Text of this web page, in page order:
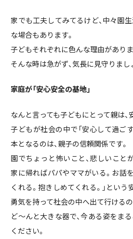
家でも工夫してみてるけど、中々園
な場合もあります。
子どもそれぞれに色んな理由がありま
そんな時は急がず、気長に見守りまし
家庭が「安心安全の基地」
なんと言っても子どもにとって親は、
子どもが社会の中で「安心して過ご
本となるのは、親子の信頼関係です。
園でちょっと怖いこと、悲しいことが
家に帰ればパパやママがいる。お話
くれる。抱きしめてくれる。」という
勇気を持って社会の中へ出て行けるの
ど～んと大きな器で、今ある姿をま
ください。